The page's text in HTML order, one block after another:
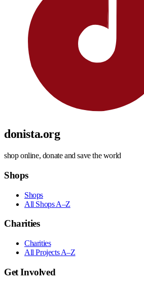
donista.org
shop online, donate and save the world
Shops
Shops
All Shops A–Z
Charities
Charities
All Projects A–Z
Get Involved